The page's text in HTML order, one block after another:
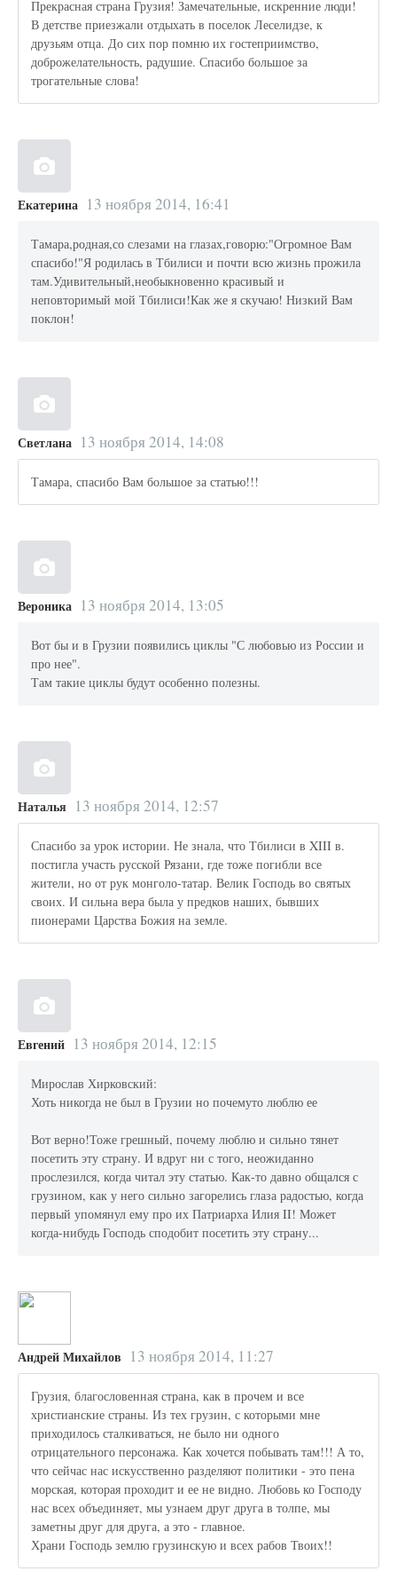
Прекрасная страна Грузия! Замечательные, искренние люди!
В детстве приезжали отдыхать в поселок Леселидзе, к
друзьям отца. До сих пор помню их гостеприимство,
доброжелательность, радушие. Спасибо большое за
трогательные слова!
Екатерина 13 ноября 2014, 16:41
Тамара,родная,со слезами на глазах,говорю:"Огромное Вам
спасибо!"Я родилась в Тбилиси и почти всю жизнь прожила
там.Удивительный,необыкновенно красивый и
неповторимый мой Тбилиси!Как же я скучаю! Низкий Вам
поклон!
Светлана 13 ноября 2014, 14:08
Тамара, спасибо Вам большое за статью!!!
Вероника 13 ноября 2014, 13:05
Вот бы и в Грузии появились циклы "С любовью из России и
про нее".
Там такие циклы будут особенно полезны.
Наталья 13 ноября 2014, 12:57
Спасибо за урок истории. Не знала, что Тбилиси в XIII в.
постигла участь русской Рязани, где тоже погибли все
жители, но от рук монголо-татар. Велик Господь во святых
своих. И сильна вера была у предков наших, бывших
пионерами Царства Божия на земле.
Евгений 13 ноября 2014, 12:15
Мирослав Хирковский:
Хоть никогда не был в Грузии но почемуто люблю ее
Вот верно!Тоже грешный, почему люблю и сильно тянет
посетить эту страну. И вдруг ни с того, неожиданно
прослезился, когда читал эту статью. Как-то давно общался с
грузином, как у него сильно загорелись глаза радостью, когда
первый упомянул ему про их Патриарха Илия II! Может
когда-нибудь Господь сподобит посетить эту страну...
Андрей Михайлов 13 ноября 2014, 11:27
Грузия, благословенная страна, как в прочем и все
христианские страны. Из тех грузин, с которыми мне
приходилось сталкиваться, не было ни одного
отрицательного персонажа. Как хочется побывать там!!! А то,
что сейчас нас искусственно разделяют политики - это пена
морская, которая проходит и ее не видно. Любовь ко Господу
нас всех объединяет, мы узнаем друг друга в толпе, мы
заметны друг для друга, а это - главное.
Храни Господь землю грузинскую и всех рабов Твоих!!